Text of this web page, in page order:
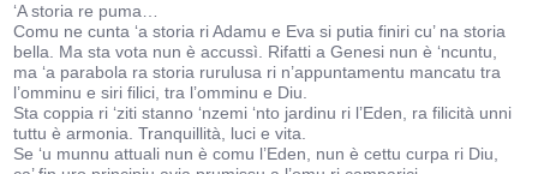
‘A storia re puma…
Comu ne cunta ‘a storia ri Adamu e Eva si putia finiri cu’ na storia
bella. Ma sta vota nun è accussì. Rifatti a Genesi nun è ‘ncuntu,
ma ‘a parabola ra storia rurulusa ri n’appuntamentu mancatu tra
l’omminu e siri filici, tra l’omminu e Diu.
Sta coppia ri ‘ziti stanno ‘nzemi ‘nto jardinu ri l’Eden, ra filicità unni
tuttu è armonia. Tranquillità, luci e vita.
Se ‘u munnu attuali nun è comu l’Eden, nun è cettu curpa ri Diu,